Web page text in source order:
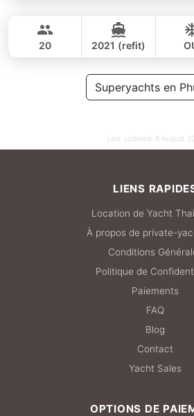
PRINCESS YACHT 78FT
20 2021 (refit)
Superyachts en
Last updated: 8 August
LIENS
Location de Yacht
À propos de private-
Conditions
Politique de
Paiements
FAQ
Blog
Contact
Yacht Sales
OPTIONS DE